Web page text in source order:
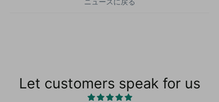
ニュースに戻る
Let customers speak for us